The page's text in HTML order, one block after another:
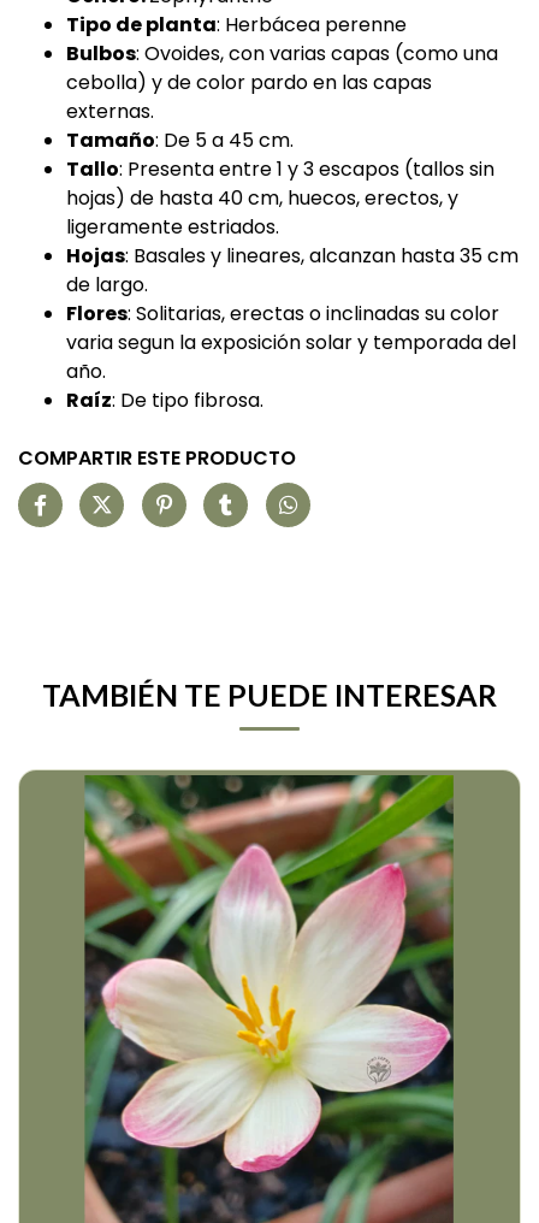
Tipo de planta: Herbácea perenne
Bulbos: Ovoides, con varias capas (como una
cebolla) y de color pardo en las capas
externas.
Tamaño: De 5 a 45 cm.
Tallo: Presenta entre 1 y 3 escapos (tallos sin
hojas) de hasta 40 cm, huecos, erectos, y
ligeramente estriados.
Hojas: Basales y lineares, alcanzan hasta 35 cm
de largo.
Flores: Solitarias, erectas o inclinadas su color
varia segun la exposición solar y temporada del
año.
Raíz: De tipo fibrosa.
COMPARTIR ESTE PRODUCTO
TAMBIÉN TE PUEDE INTERESAR